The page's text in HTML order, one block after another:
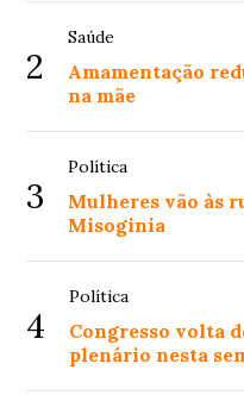
2
Saúde
Amamentação
na mãe
3
Política
Mulheres vão às
Misoginia
4
Política
Congresso volta
plenário nesta